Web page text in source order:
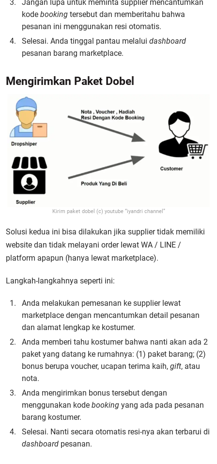
Jangan lupa untuk meminta supplier mencantumkan
kode booking tersebut dan memberitahu bahwa
pesanan ini menggunakan resi otomatis.
Selesai. Anda tinggal pantau melalui dashboard
pesanan barang marketplace.
Mengirimkan Paket Dobel
Kirim paket dobel (c) youtube “iyandri channel”
Solusi kedua ini bisa dilakukan jika supplier tidak memiliki
website dan tidak melayani order lewat WA / LINE /
platform apapun (hanya lewat marketplace).
Langkah-langkahnya seperti ini:
Anda melakukan pemesanan ke supplier lewat
marketplace dengan mencantumkan detail pesanan
dan alamat lengkap ke kostumer.
Anda memberi tahu kostumer bahwa nanti akan ada 2
paket yang datang ke rumahnya: (1) paket barang; (2)
bonus berupa voucher, ucapan terima kaih, gift, atau
nota.
Anda mengirimkan bonus tersebut dengan
menggunakan kode booking yang ada pada pesanan
barang kostumer.
Selesai. Nanti secara otomatis resi-nya akan terbarui di
dashboard pesanan.